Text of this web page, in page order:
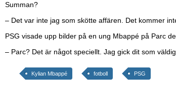
Summan?
– Det var inte jag som skötte affären. Det kommer
PSG visade upp bilder på en ung Mbappé på Parc
– Parc? Det är något speciellt. Jag gick dit som
Kylian Mbappé fotboll PSG